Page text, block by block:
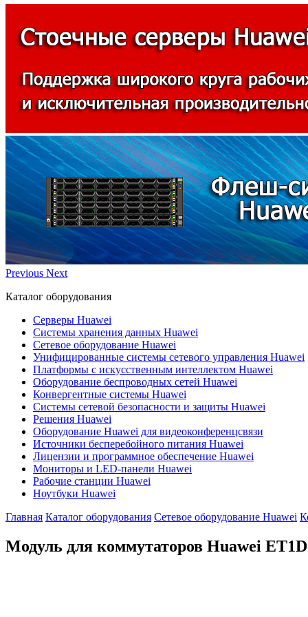
Previous Next
Каталог оборудования
Серверы Huawei
Системы хранения данных Huawei
Сетевое оборудование Huawei
Унифицированные системы сетевого управления Huawei
Платформы с искусственным интеллектом Huawei
Оборудование беспроводных сетей Huawei
Конвергентные системы Huawei
Системы сетевой безопасности и защиты Huawei
Решения Huawei
Оборудование Huawei для видеоконференцсвязи
Источники бесперебойного питания Huawei
Лицензии и программное обеспечение Huawei
Мониторы и LED-панели Huawei
Рабочие станции Huawei
Ноутбуки Huawei
Главная Каталог оборудования Сетевое оборудование Huawei
Модуль для коммутаторов Huawei